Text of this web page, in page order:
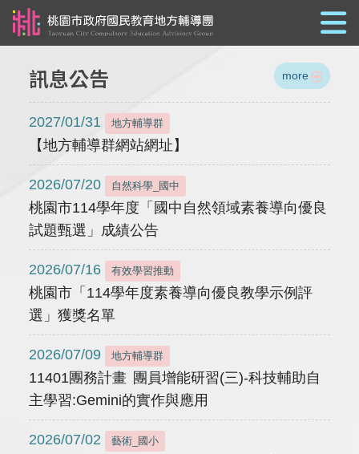
訊息公告 more
2027/01/31 地方輔導群
【地方輔導群網站網址】
2026/07/20 自然科學_國中
桃園市114學年度「國中自然領域素養導向優良
試題甄選」成績公告
2026/07/16 有效學習推動
桃園市「114學年度素養導向優良教學示例評
選」獲獎名單
2026/07/09 地方輔導群
11401團務計畫 團員增能研習(三)-科技輔助自
主學習:Gemini的實作與應用
2026/07/02 藝術_國小